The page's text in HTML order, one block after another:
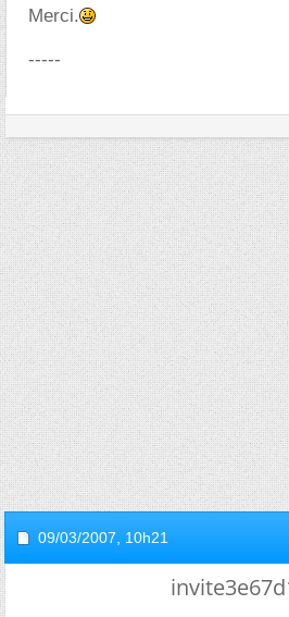
Merci.
-----
09/03/2007, 10h21